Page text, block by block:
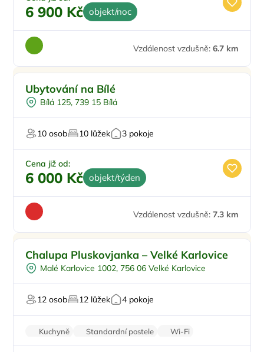
6 900 Kč objekt/noc
Vzdálenost vzdušně: 6.7 km
Ubytování na Bílé
Bílá 125, 739 15 Bílá
10 osob 10 lůžek 3 pokoje
Cena již od:
6 000 Kč objekt/týden
Vzdálenost vzdušně: 7.3 km
Pro skupiny
U lyžařského střediska
Pro majitele mazlíčků
Chalupa Pluskovjanka – Velké Karlovice
Malé Karlovice 1002, 756 06 Velké Karlovice
12 osob 12 lůžek 4 pokoje
Kuchyně Standardní postele
Wi-Fi
Koupelna
WC